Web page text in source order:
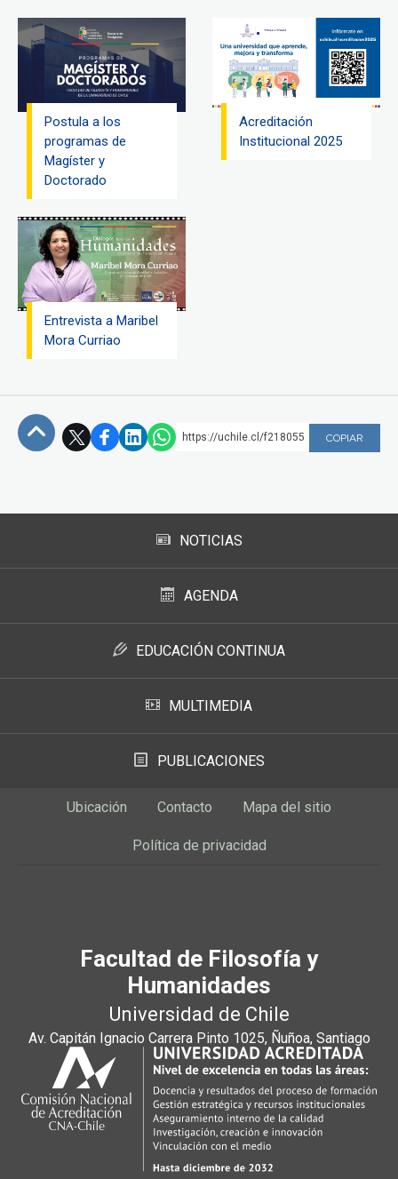
Postula a los
programas de
Magíster y
Doctorado
Acreditación
Institucional 2025
Entrevista a Maribel
Mora Curriao
https://uchile.cl/f218055 COPIAR
NOTICIAS
AGENDA
EDUCACIÓN CONTINUA
MULTIMEDIA
PUBLICACIONES
Ubicación Contacto Mapa del sitio
Política de privacidad
Facultad de Filosofía y
Humanidades
Universidad de Chile
Av. Capitán Ignacio Carrera Pinto 1025, Ñuñoa, Santiago